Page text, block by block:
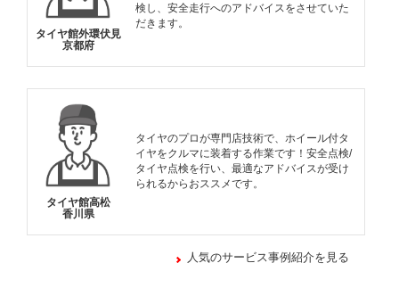
タイヤ館外環伏見
京都府
検し、安全走行へのアドバイスをさせていた
だきます。
タイヤ館高松
香川県
タイヤのプロが専門店技術で、ホイール付タ
イヤをクルマに装着する作業です！安全点検/
タイヤ点検を行い、最適なアドバイスが受け
られるからおススメです。
人気のサービス事例紹介を見る